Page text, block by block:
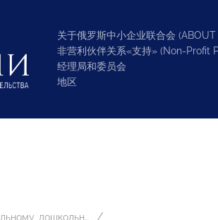
关于俄罗斯中小企业联合会 (ABOUT
非营利伙伴关系«支持» (Non-Profit
经理局和委员会
地区
Дополнительному, дошкольному и школьному образованию